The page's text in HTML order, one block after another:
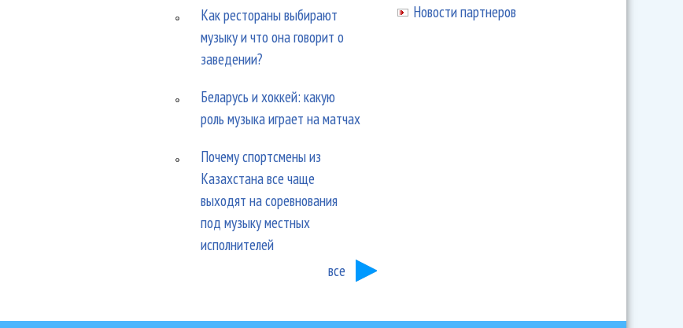
Как рестораны выбирают
музыку и что она говорит о
заведении?
Беларусь и хоккей: какую
роль музыка играет на матчах
Почему спортсмены из
Казахстана все чаще
выходят на соревнования
под музыку местных
исполнителей
все
Новости партнеров